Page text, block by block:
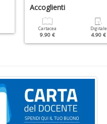
Accoglienti
Cartacea
9.90 €
Digitale
4.90 €